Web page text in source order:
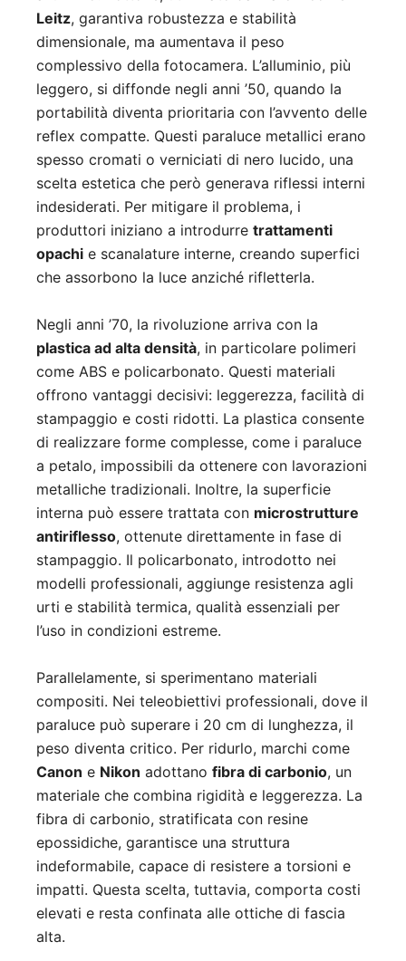
Leitz, garantiva robustezza e stabilità
dimensionale, ma aumentava il peso
complessivo della fotocamera. L’alluminio, più
leggero, si diffonde negli anni ’50, quando la
portabilità diventa prioritaria con l’avvento delle
reflex compatte. Questi paraluce metallici erano
spesso cromati o verniciati di nero lucido, una
scelta estetica che però generava riflessi interni
indesiderati. Per mitigare il problema, i
produttori iniziano a introdurre trattamenti
opachi e scanalature interne, creando superfici
che assorbono la luce anziché rifletterla.
Negli anni ’70, la rivoluzione arriva con la
plastica ad alta densità, in particolare polimeri
come ABS e policarbonato. Questi materiali
offrono vantaggi decisivi: leggerezza, facilità di
stampaggio e costi ridotti. La plastica consente
di realizzare forme complesse, come i paraluce
a petalo, impossibili da ottenere con lavorazioni
metalliche tradizionali. Inoltre, la superficie
interna può essere trattata con microstrutture
antiriflesso, ottenute direttamente in fase di
stampaggio. Il policarbonato, introdotto nei
modelli professionali, aggiunge resistenza agli
urti e stabilità termica, qualità essenziali per
l’uso in condizioni estreme.
Parallelamente, si sperimentano materiali
compositi. Nei teleobiettivi professionali, dove il
paraluce può superare i 20 cm di lunghezza, il
peso diventa critico. Per ridurlo, marchi come
Canon e Nikon adottano fibra di carbonio, un
materiale che combina rigidità e leggerezza. La
fibra di carbonio, stratificata con resine
epossidiche, garantisce una struttura
indeformabile, capace di resistere a torsioni e
impatti. Questa scelta, tuttavia, comporta costi
elevati e resta confinata alle ottiche di fascia
alta.